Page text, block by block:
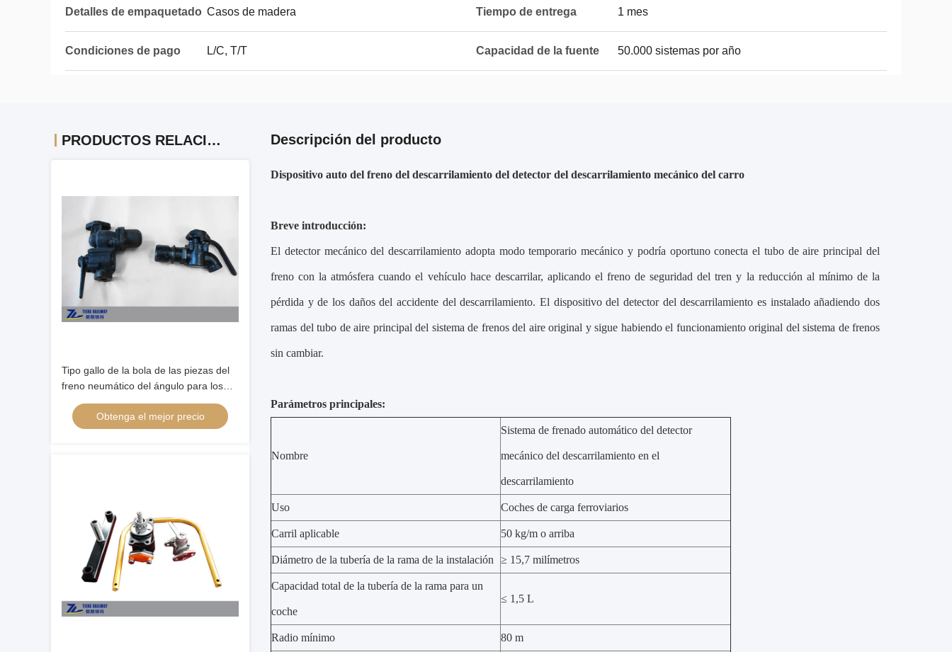
Detalles de empaquetado Casos de madera Tiempo de entrega 1 mes
Condiciones de pago L/C, T/T Capacidad de la fuente 50.000 sistemas por año
PRODUCTOS RELACIONADOS
Tipo gallo de la bola de las piezas del
freno neumático del ángulo para los
vagones locomotores
Obtenga el mejor precio
Descripción del producto
Dispositivo auto del freno del descarrilamiento del detector del descarrilamiento mecánico del carro
Breve introducción:
El detector mecánico del descarrilamiento adopta modo temporario mecánico y podría oportuno conecta el tubo de aire principal del
freno con la atmósfera cuando el vehículo hace descarrilar, aplicando el freno de seguridad del tren y la reducción al mínimo de la
pérdida y de los daños del accidente del descarrilamiento. El dispositivo del detector del descarrilamiento es instalado añadiendo dos
ramas del tubo de aire principal del sistema de frenos del aire original y sigue habiendo el funcionamiento original del sistema de frenos
sin cambiar.
Parámetros principales:
Nombre
Sistema de frenado automático del detector
mecánico del descarrilamiento en el
descarrilamiento
Uso Coches de carga ferroviarios
Carril aplicable 50 kg/m o arriba
Diámetro de la tubería de la rama de la instalación ≥ 15,7 milímetros
Capacidad total de la tubería de la rama para un
coche
≤ 1,5 L
Radio mínimo 80 m